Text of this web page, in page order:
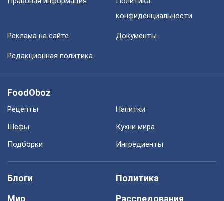
конфиденциальности
Реклама на сайте Документы
Редакционная политика
FoodOboz
Рецепты
Напитки
Шефы
Кухни мира
Подборки
Ингредиенты
Блоги
Политика
Мир
Расследования